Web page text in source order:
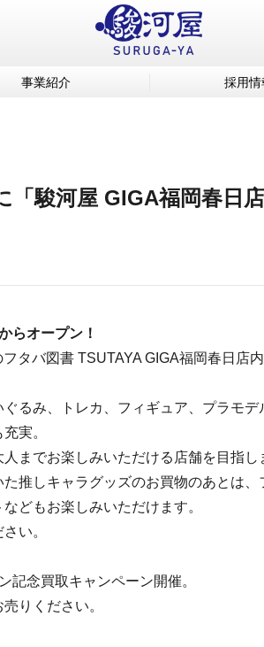
事業紹介 採用情
「駿河屋 GIGA福岡春日
らオープン！
タバ図書 TSUTAYA GIGA福岡春日店
るみ、トレカ、フィギュア、プラモ
実。
までお楽しみいただける店舗を目指し
推しキャラグッズのお買物のあとは
どもお楽しみいただけます。
い。
記念買取キャンペーン開催。
りください。